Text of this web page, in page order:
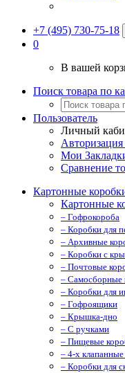
+7 (495) 730-75-18
0
В вашей
Поиск товара по
Пользователь
Личный
Мои
Сравнение
Картонные
Картонные
– Гофрокороба
– Коробки для
– Архивные
– Коробки с
– Почтовые
– Самосборные
– Коробки для
– Гофроящики
– Крышка-дно
– С ручками
– Пищевые
– 4-х
– Коробки для